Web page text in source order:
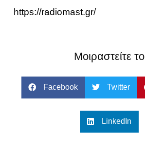
https://radiomast.gr/
Μοιραστείτε το
Facebook Twitter
LinkedIn